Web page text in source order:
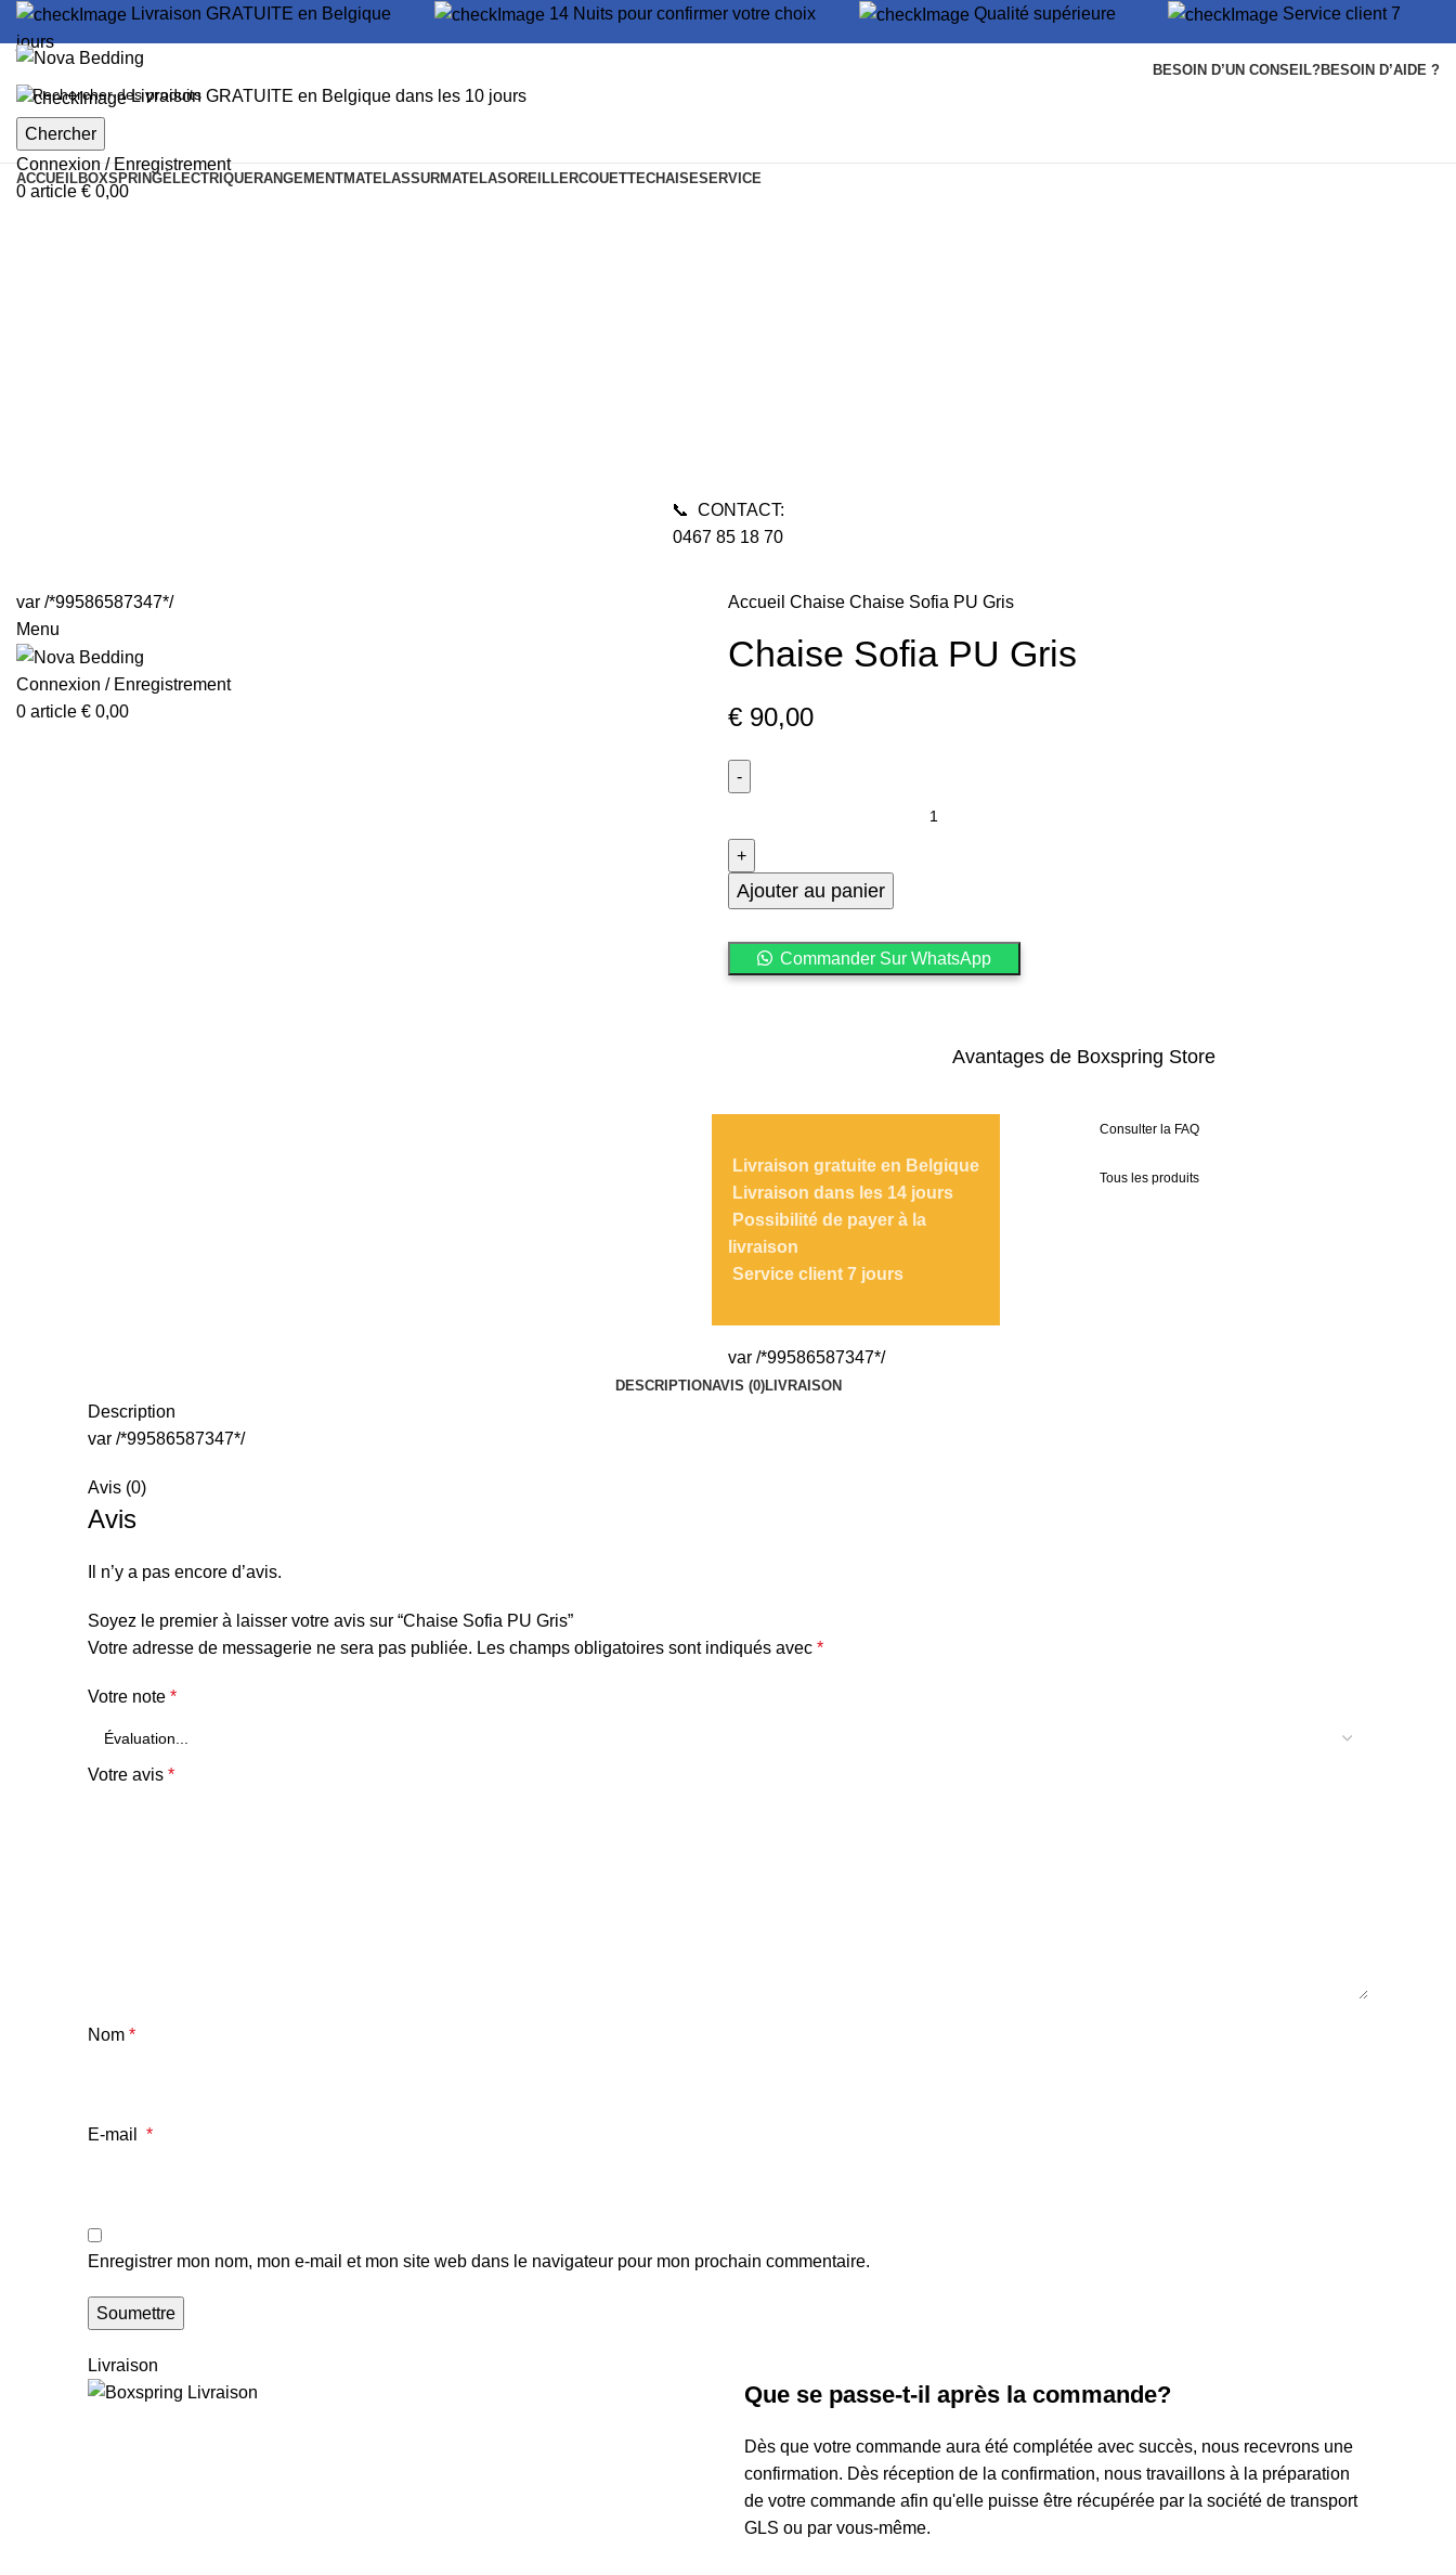
Livraison GRATUITE en Belgique 14 Nuits pour confirmer votre choix Qualité supérieure
Service client 7
jours
BESOIN D’UN CONSEIL?BESOIN D’AIDE ?
Livraison GRATUITE en Belgique dans les 10 jours
Chercher
Connexion / Enregistrement
0 article € 0,00
📞 CONTACT:
0467 85 18 70
var /*99586587347*/
Menu
Connexion / Enregistrement
0 article € 0,00
ACCUEILBOXSPRINGÉLECTRIQUERANGEMENTMATELASSURMATELASOREILLERCOUETTECHAISESERVICE
Accueil Chaise Chaise Sofia PU Gris
Chaise Sofia PU Gris
€ 90,00
t
i
s
e
S
o
Ajouter au panier
Commander Sur WhatsApp
Avantages de Boxspring Store
Livraison gratuite en Belgique
Livraison dans les 14 jours
Possibilité de payer à la
livraison
Service client 7 jours
Consulter la FAQ
Tous les produits
var /*99586587347*/
DESCRIPTIONAVIS (0)LIVRAISON
Description
var /*99586587347*/
Avis (0)
Avis
Il n’y a pas encore d’avis.
Soyez le premier à laisser votre avis sur “Chaise Sofia PU Gris”
Votre adresse de messagerie ne sera pas publiée. Les champs obligatoires sont indiqués avec *
Votre note *
Votre avis *
Nom *
E-mail *
Enregistrer mon nom, mon e-mail et mon site web dans le navigateur pour mon prochain commentaire.
Livraison
Que se passe-t-il après la commande?
Dès que votre commande aura été complétée avec succès, nous recevrons une
confirmation. Dès réception de la confirmation, nous travaillons à la préparation
de votre commande afin qu'elle puisse être récupérée par la société de transport
GLS ou par vous-même.